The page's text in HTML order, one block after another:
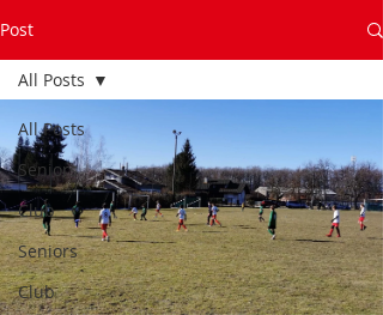
Post
All Posts
Seniors
Club
Seniors
Club
All Posts